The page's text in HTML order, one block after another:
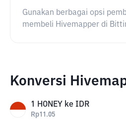
Gunakan berbagai opsi
membeli Hivemapper di
Konversi
1 HONEY ke IDR
Rp11.05